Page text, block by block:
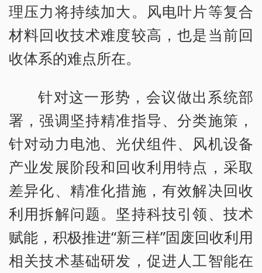
理压力将持续加大。风电叶片等复合
材料回收技术难度较高，也是当前回
收体系的难点所在。
针对这一形势，会议做出系统部
署，强调坚持精准指导、分类施策，
针对动力电池、光伏组件、风机设备
产业发展阶段和回收利用特点，采取
差异化、精准化措施，有效解决回收
利用拆解问题。坚持科技引领、技术
赋能，积极推进“新三样”固废回收利用
相关技术基础研发，促进人工智能在